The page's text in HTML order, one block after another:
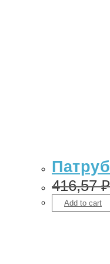
416,57₽
Add to cart